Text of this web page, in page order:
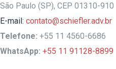
São Paulo (SP), CEP 01310-910
E-mail: contato@schiefler.adv.br
Telefone: +55 11 4560-6686
WhatsApp: +55 11 91128-8899